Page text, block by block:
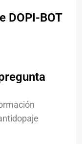
DOPI-BOT